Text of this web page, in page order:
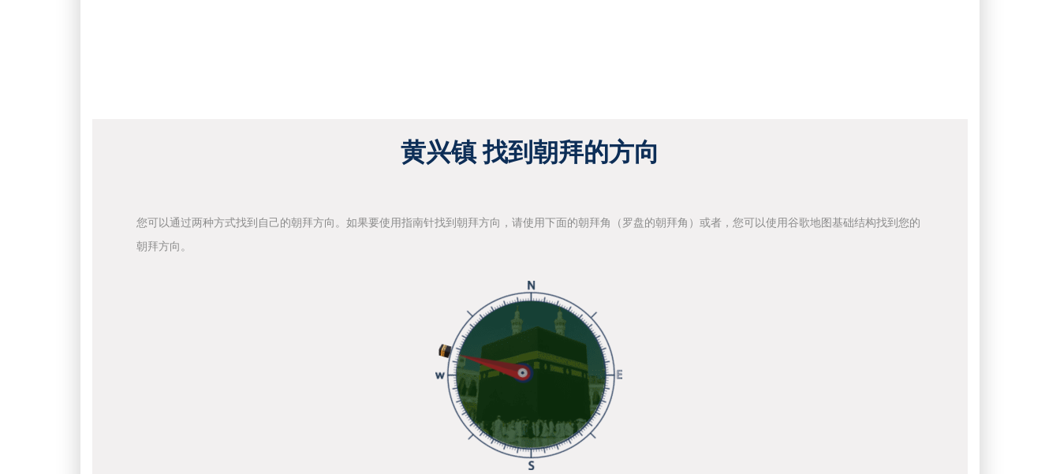
黄兴镇 找到朝拜的方向
您可以通过两种方式找到自己的朝拜方向。如果要使用指南针找到朝拜方向，请使用下面的朝拜角（罗盘的朝拜角）或者，您可以使用谷歌地图基础结构找到您的
朝拜方向。